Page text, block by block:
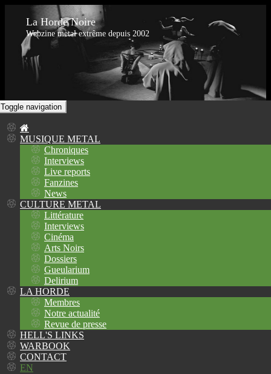
La Horde Noire
Webzine metal extrême depuis 2002
Toggle navigation
MUSIQUE METAL
Chroniques
Interviews
Live reports
Fanzines
News
CULTURE METAL
Littérature
Interviews
Cinéma
Arts Noirs
Dossiers
Gueularium
Delirium
LA HORDE
Membres
Notre actualité
Revue de presse
HELL'S LINKS
WARBOOK
CONTACT
EN